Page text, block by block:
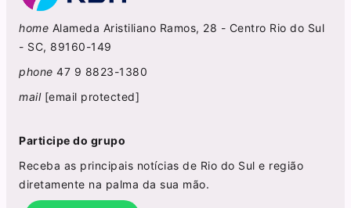
home Alameda Aristiliano Ramos, 28 - Centro Rio do Sul
- SC, 89160-149
phone 47 9 8823-1380
mail [email protected]
Participe do grupo
Receba as principais notícias de Rio do Sul e região
diretamente na palma da sua mão.